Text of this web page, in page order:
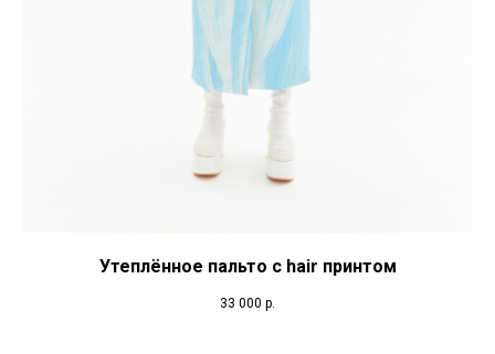
Утеплённое пальто с hair принтом
33 000 р.